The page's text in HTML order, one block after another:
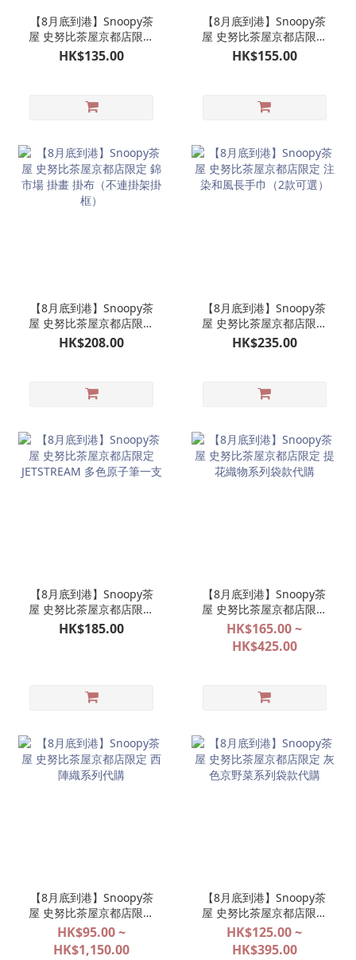
【8月底到港】Snoopy茶
屋 史努比茶屋京都店限定
焙茶茶包茶筒
HK$135.00
【8月底到港】Snoopy茶
屋 史努比茶屋京都店限定
陶瓷製茶杯 陶製日式和風
HK$155.00
【8月底到港】Snoopy茶
屋 史努比茶屋京都店限定
錦市場 掛畫 掛布（不連掛
架掛框）
HK$208.00
【8月底到港】Snoopy茶
屋 史努比茶屋京都店限定
注染和風長手巾（2款可
選）
HK$235.00
【8月底到港】Snoopy茶
屋 史努比茶屋京都店限定
JETSTREAM 多色原子筆一
HK$185.00
【8月底到港】Snoopy茶
屋 史努比茶屋京都店限定
提花織物系列袋款代購
HK$165.00 ~
HK$425.00
【8月底到港】Snoopy茶
屋 史努比茶屋京都店限定
西陣織系列代購
HK$95.00 ~
HK$1,150.00
【8月底到港】Snoopy茶
屋 史努比茶屋京都店限定
灰色京野菜系列袋款代購
HK$125.00 ~
HK$395.00